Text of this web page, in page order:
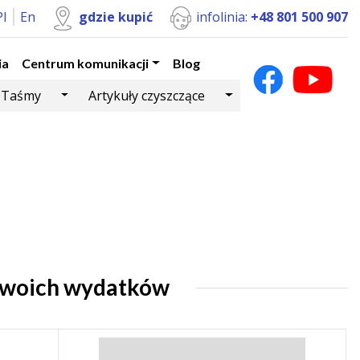
En gdzie kupić infolinia: +48 801 500 907
Centrum komunikacji Blog
Taśmy Toggle Dropdown
Artykuły czyszczące Toggle Dropdown
wydatków